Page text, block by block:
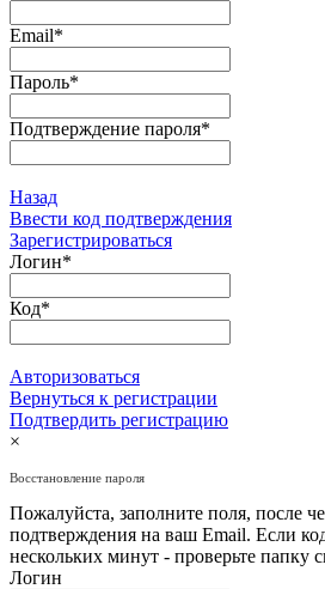
Email*
Пароль*
Подтверждение пароля*
Назад
Ввести код подтверждения
Зарегистрироваться
Логин*
Код*
Авторизоваться
Вернуться к регистрации
Подтвердить регистрацию
×
Восстановление пароля
Пожалуйста, заполните поля, после
подтверждения на ваш Email. Если
нескольких минут - проверьте папку
Логин